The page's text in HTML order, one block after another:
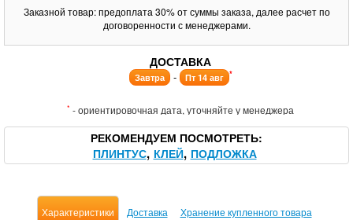
Заказной товар: предоплата 30% от суммы заказа, далее расчет по
договоренности с менеджерами.
ДОСТАВКА
Завтра - Пт 14 авг *
* - ориентировочная дата, уточняйте у менеджера
РЕКОМЕНДУЕМ ПОСМОТРЕТЬ
ПЛИНТУС КЛЕЙ ПОДЛОЖКА
Характеристики Доставка Хранение купленного товара